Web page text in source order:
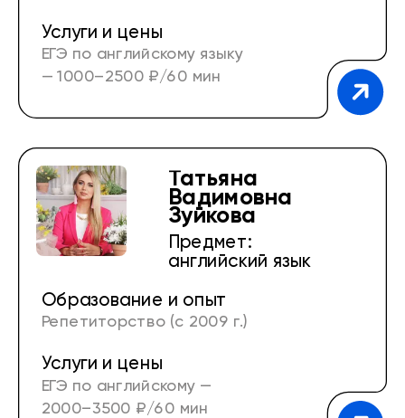
Школа, учитель английского и немецкого
языков (2009–2011 гг.)
Брянский кадетский корпус милиции,
2012 гг.)
Опыт работы переводчиком в крупной
компании (2012–2013 гг.)
Лингвистическая школа, преподаватель
иностранных языков (с 2013 г.)
Услуги и цены
ЕГЭ по английскому языку
— 1000–2500 ₽/60 мин
Татьяна
Вадимовна
Зуйкова
Предмет:
английский язык
Образование и опыт
Репетиторство (с 2009 г.)
Преподаватель английского языка в СГУ, в
языковой школе (2013–2014 гг.)
Услуги и цены
ЕГЭ по английскому —
2000–3500 ₽/60 мин